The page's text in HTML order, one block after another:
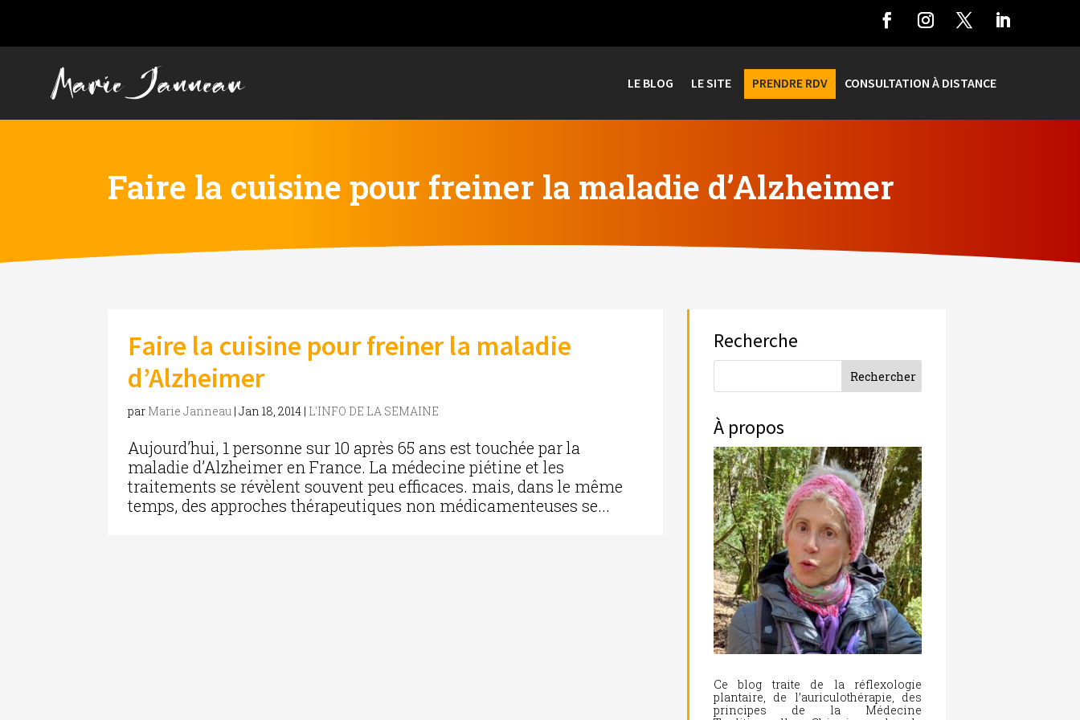
LE BLOG LE SITE PRENDRE RDV CONSULTATION À DISTANCE
Faire la cuisine pour freiner la maladie d’Alzheimer
Faire la cuisine pour freiner la maladie
d’Alzheimer
par Marie Janneau |Jan 18, 2014 | L'INFO DE LA SEMAINE
Aujourd’hui, 1 personne sur 10 après 65 ans est touchée par la
maladie d’Alzheimer en France. La médecine piétine et les
traitements se révèlent souvent peu efficaces. mais, dans le même
temps, des approches thérapeutiques non médicamenteuses se...
Recherche
À propos
Ce blog traite de la réflexologie
plantaire, de l’auriculothérapie, des
principes de la Médecine